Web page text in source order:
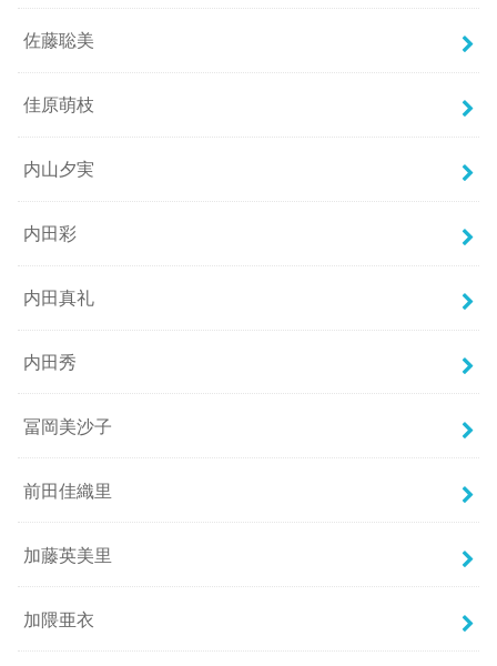
佐藤聡美
佳原萌枝
内山夕実
内田彩
内田真礼
内田秀
冨岡美沙子
前田佳織里
加藤英美里
加隈亜衣